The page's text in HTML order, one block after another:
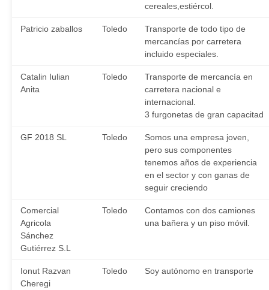
cereales,estiércol.
Patricio zaballos Toledo
Transporte de todo tipo de
mercancías por carretera
incluido especiales.
Catalin Iulian
Anita
Toledo
Transporte de mercancía en
carretera nacional e
internacional.
3 furgonetas de gran capacitad
GF 2018 SL Toledo
Somos una empresa joven,
pero sus componentes
tenemos años de experiencia
en el sector y con ganas de
seguir creciendo
Comercial
Agricola
Sánchez
Gutiérrez S.L
Toledo
Contamos con dos camiones
una bañera y un piso móvil.
Ionut Razvan
Cheregi
Toledo Soy autónomo en transporte